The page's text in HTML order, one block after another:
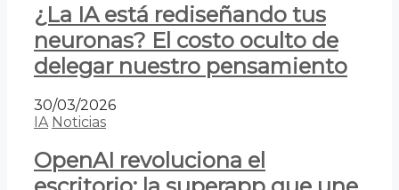
¿La IA está rediseñando tus
neuronas? El costo oculto de
delegar nuestro pensamiento
30/03/2026
IA Noticias
OpenAI revoluciona el